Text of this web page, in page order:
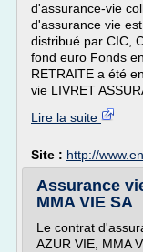
d'assurance-vie
d'assurance vie
distribué par CIC,
fond euro Fonds
RETRAITE a été
vie LIVRET
Lire la suite
Site : http://
Assurance
MMA VIE SA
Le contrat
AZUR VIE, MMA